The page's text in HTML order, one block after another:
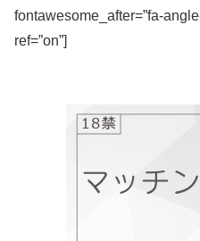
fontawesome_after=”fa-
ref=”on”]